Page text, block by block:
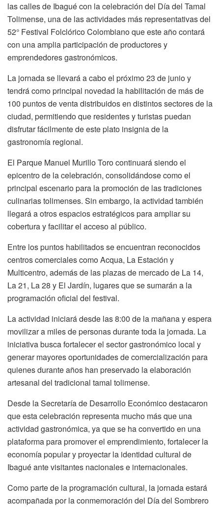
las calles de Ibagué con la celebración del Día del Tamal
Tolimense, una de las actividades más representativas del
52° Festival Folclórico Colombiano que este año contará
con una amplia participación de productores y
emprendedores gastronómicos.
La jornada se llevará a cabo el próximo 23 de junio y
tendrá como principal novedad la habilitación de más de
100 puntos de venta distribuidos en distintos sectores de la
ciudad, permitiendo que residentes y turistas puedan
disfrutar fácilmente de este plato insignia de la
gastronomía regional.
El Parque Manuel Murillo Toro continuará siendo el
epicentro de la celebración, consolidándose como el
principal escenario para la promoción de las tradiciones
culinarias tolimenses. Sin embargo, la actividad también
llegará a otros espacios estratégicos para ampliar su
cobertura y facilitar el acceso al público.
Entre los puntos habilitados se encuentran reconocidos
centros comerciales como Acqua, La Estación y
Multicentro, además de las plazas de mercado de La 14,
La 21, La 28 y El Jardín, lugares que se sumarán a la
programación oficial del festival.
La actividad iniciará desde las 8:00 de la mañana y espera
movilizar a miles de personas durante toda la jornada. La
iniciativa busca fortalecer el sector gastronómico local y
generar mayores oportunidades de comercialización para
quienes durante años han preservado la elaboración
artesanal del tradicional tamal tolimense.
Desde la Secretaría de Desarrollo Económico destacaron
que esta celebración representa mucho más que una
actividad gastronómica, ya que se ha convertido en una
plataforma para promover el emprendimiento, fortalecer la
economía popular y proyectar la identidad cultural de
Ibagué ante visitantes nacionales e internacionales.
Como parte de la programación cultural, la jornada estará
acompañada por la conmemoración del Día del Sombrero